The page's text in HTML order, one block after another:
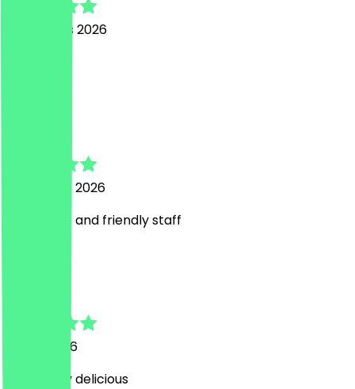
4 augustus 2026
2 augustus 2026
Nice place and friendly staff
28 juni 2026
Absolutely delicious